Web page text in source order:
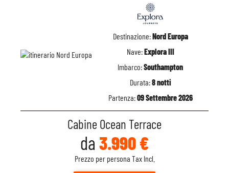
Destinazione:Nord Europa
Nave:Explora III
Imbarco:Southampton
Durata:8 notti
Partenza:09 Settembre 2026
Cabine Ocean Terrace
da 3.990 €
Prezzo per persona Tax Incl.